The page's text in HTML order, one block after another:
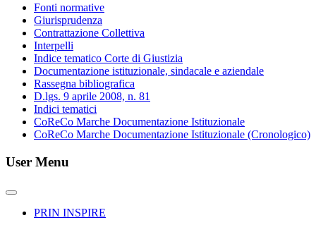
Fonti normative
Giurisprudenza
Contrattazione Collettiva
Interpelli
Indice tematico Corte di Giustizia
Documentazione istituzionale, sindacale e aziendale
Rassegna bibliografica
D.lgs. 9 aprile 2008, n. 81
Indici tematici
CoReCo Marche Documentazione Istituzionale
CoReCo Marche Documentazione Istituzionale (Cronologico)
User Menu
PRIN INSPIRE